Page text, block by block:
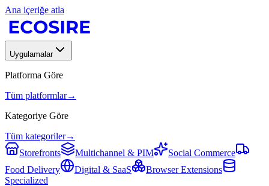
Ana içeriğe atla
Uygulamalar
Platforma Göre
Tüm platformlar→
Kategoriye Göre
Tüm kategoriler→
Storefronts
Multichannel & PIM
Social Commerce
Food Delivery
Digital & SaaS
Browser Extensions
Specialized